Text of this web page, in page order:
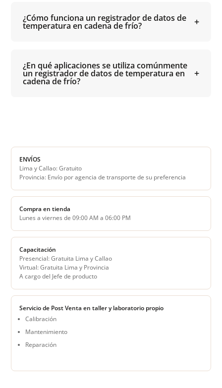
¿Cómo funciona un registrador de datos de
temperatura en cadena de frío?
¿En qué aplicaciones se utiliza comúnmente
un registrador de datos de temperatura en
cadena de frío?
ENVÍOS
Lima y Callao: Gratuito
Provincia: Envío por agencia de transporte de su preferencia
Compra en tienda
Lunes a viernes de 09:00 AM a 06:00 PM
Capacitación
Presencial: Gratuita Lima y Callao
Virtual: Gratuita Lima y Provincia
A cargo del Jefe de producto
Servicio de Post Venta en taller y laboratorio propio
Calibración
Mantenimiento
Reparación